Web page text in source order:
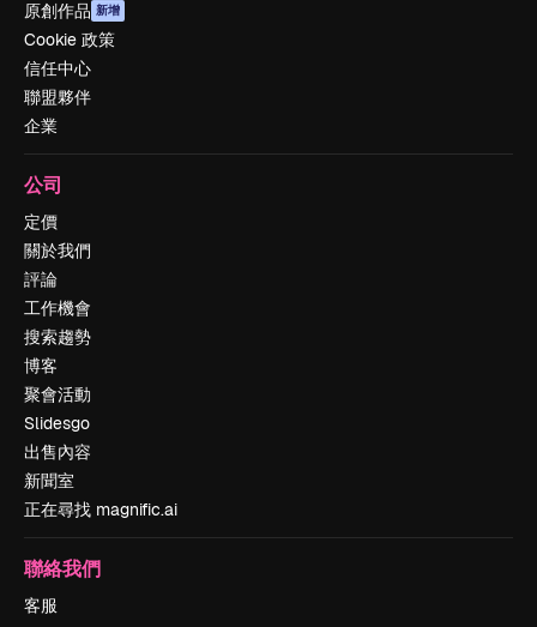
原創作品 新增
Cookie 政策
信任中心
聯盟夥伴
企業
公司
定價
關於我們
評論
工作機會
搜索趨勢
博客
聚會活動
Slidesgo
出售內容
新聞室
正在尋找 magnific.ai
聯絡我們
客服